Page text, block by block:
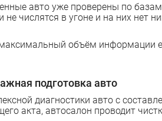
авто уже проверены по
не числятся в угоне и на них нет
объём информации
подготовка авто
диагностики авто с
акта, автосалон проводит